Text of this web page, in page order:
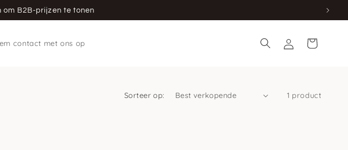
B2B-prijzen te tonen
contact met ons op InloggenWinkelwagen
Sorteer op: 1 product